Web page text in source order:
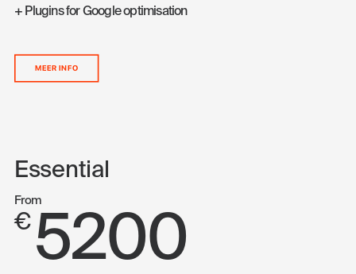
+ Plugins for Google optimisation
MEER INFO
Essential
From
€ 5200